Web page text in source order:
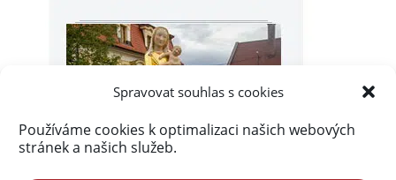
Spravovat souhlas s cookies
Používáme cookies k optimalizaci našich webových
stránek a našich služeb.